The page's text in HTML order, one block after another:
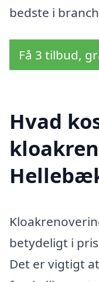
bedste i
Få 3 tilbud,
Hvad
betydeligt i
Det er vigtigt